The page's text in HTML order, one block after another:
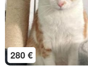
280 €